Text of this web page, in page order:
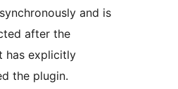
and is
after the
has explicitly
the plugin.